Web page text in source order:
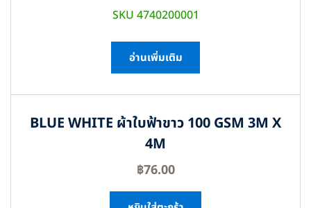
SKU 4740200001
อ่านเพิ่มเติม
BLUE WHITE ผ้าใบฟ้าขาว 100 GSM 3M X
4M
฿76.00